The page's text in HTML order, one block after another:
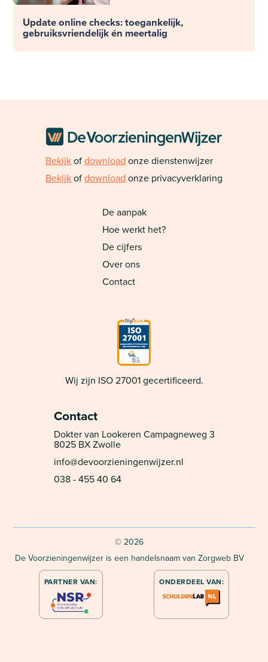
Update online checks: toegankelijk,
gebruiksvriendelijk én meertalig
Bekijkofdownload onze dienstenwijzer
Bekijkofdownload onze privacyverklaring
Wij zijn ISO 27001 gecertificeerd.
De aanpak
Hoe werkt het?
De cijfers
Over ons
Contact
Contact
Dokter van Lookeren Campagneweg 3
8025 BX Zwolle
info@devoorzieningenwijzer.nl
038 - 455 40 64
© 2026
De Voorzieningenwijzer is een handelsnaam van Zorgweb BV
PARTNER VAN: ONDERDEEL VAN: